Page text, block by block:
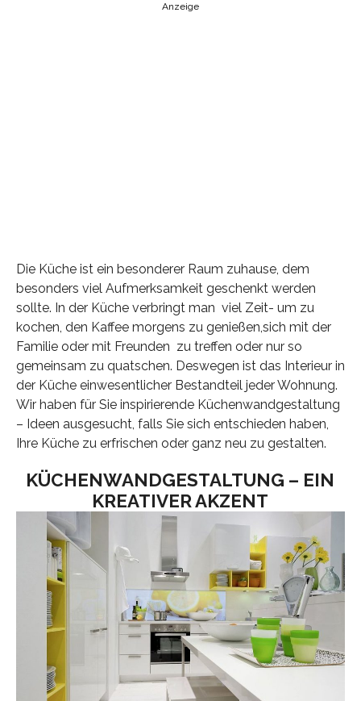
Anzeige
Die Küche ist ein besonderer Raum zuhause, dem
besonders viel Aufmerksamkeit geschenkt werden
sollte. In der Küche verbringt man viel Zeit- um zu
kochen, den Kaffee morgens zu genießen,sich mit der
Familie oder mit Freunden zu treffen oder nur so
gemeinsam zu quatschen. Deswegen ist das Interieur in
der Küche einwesentlicher Bestandteil jeder Wohnung.
Wir haben für Sie inspirierende Küchenwandgestaltung
– Ideen ausgesucht, falls Sie sich entschieden haben,
Ihre Küche zu erfrischen oder ganz neu zu gestalten.
KÜCHENWANDGESTALTUNG – EIN
KREATIVER AKZENT